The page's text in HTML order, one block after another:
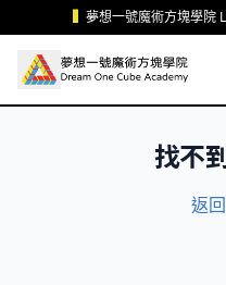
跳至主要內容夢想一號魔術方塊學院
找不
返